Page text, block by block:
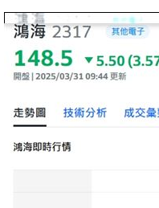
台灣彩券開獎直播中 20:31
LIVE三立+24小時直播
三立iNEWS新聞台線上直播
商場戰國來臨 台中「頂